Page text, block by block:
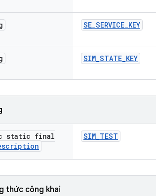
SE_SERVICE_KEY
SIM_STATE_KEY
static final
SIM_TEST
thức công khai